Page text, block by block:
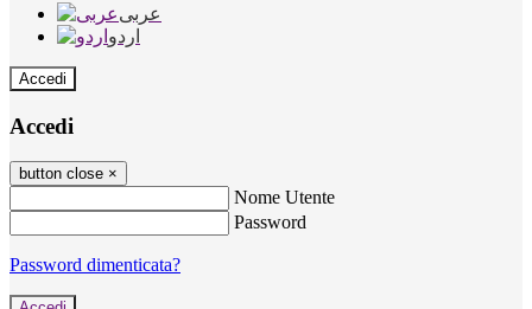
عربى
اردو
Accedi
Accedi
button close ×
Nome Utente
Password
Password dimenticata?